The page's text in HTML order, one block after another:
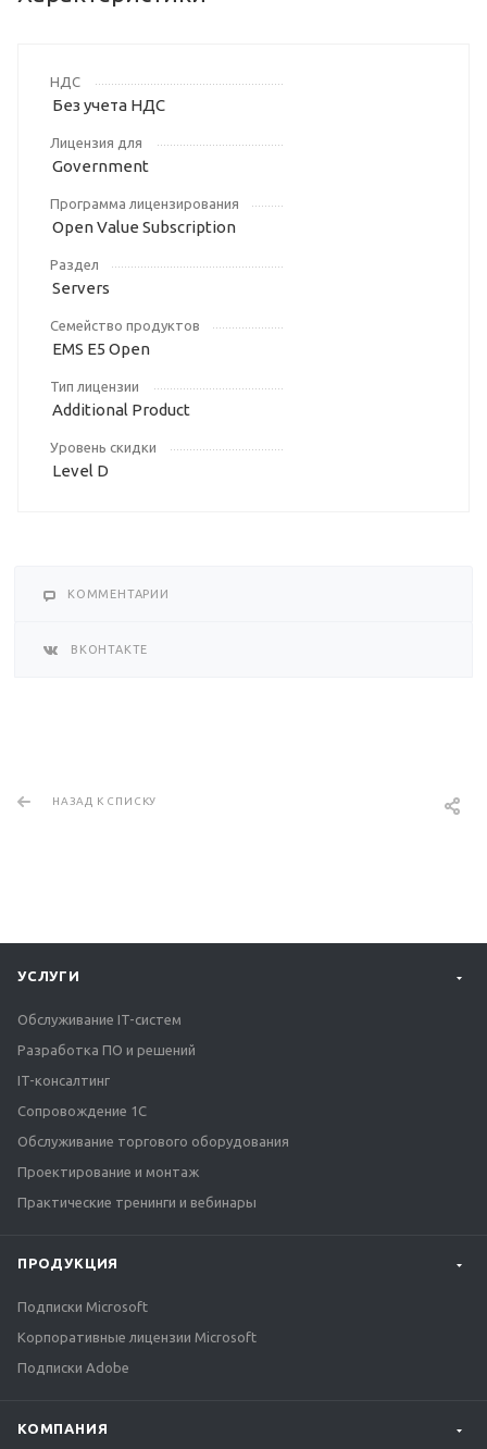
НДС
Без учета НДС
Лицензия для
Government
Программа лицензирования
Open Value Subscription
Раздел
Servers
Семейство продуктов
EMS E5 Open
Тип лицензии
Additional Product
Уровень скидки
Level D
КОММЕНТАРИИ
ВКОНТАКТЕ
НАЗАД К СПИСКУ
УСЛУГИ
Обслуживание IT-систем
Разработка ПО и решений
IT-консалтинг
Сопровождение 1С
Обслуживание торгового оборудования
Проектирование и монтаж
Практические тренинги и вебинары
ПРОДУКЦИЯ
Подписки Microsoft
Корпоративные лицензии Microsoft
Подписки Adobe
КОМПАНИЯ